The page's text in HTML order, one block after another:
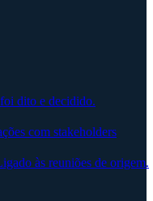
dito e decidido.
com stakeholders
às reuniões de origem.